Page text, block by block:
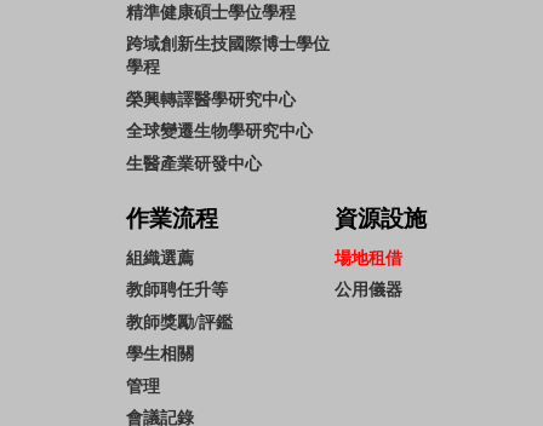
精準健康碩士學位學程
跨域創新生技國際博士學位
學程
榮興轉譯醫學研究中心
全球變遷生物學研究中心
生醫產業研發中心
作業流程
組織選薦
教師聘任升等
教師獎勵/評鑑
學生相關
管理
會議記錄
資源設施
場地租借
公用儀器